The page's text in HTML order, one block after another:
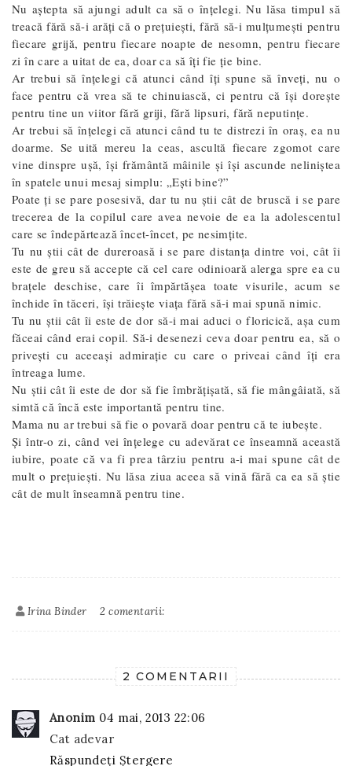
Nu aștepta să ajungi adult ca să o înțelegi. Nu lăsa timpul să
treacă fără să-i arăți că o prețuiești, fără să-i mulțumești pentru
fiecare grijă, pentru fiecare noapte de nesomn, pentru fiecare
zi în care a uitat de ea, doar ca să îți fie ție bine.
Ar trebui să înțelegi că atunci când îți spune să înveți, nu o
face pentru că vrea să te chinuiască, ci pentru că își dorește
pentru tine un viitor fără griji, fără lipsuri, fără neputințe.
Ar trebui să înțelegi că atunci când tu te distrezi în oraș, ea nu
doarme. Se uită mereu la ceas, ascultă fiecare zgomot care
vine dinspre ușă, își frământă mâinile și își ascunde neliniștea
în spatele unui mesaj simplu: „Ești bine?”
Poate ți se pare posesivă, dar tu nu știi cât de bruscă i se pare
trecerea de la copilul care avea nevoie de ea la adolescentul
care se îndepărtează încet-încet, pe nesimțite.
Tu nu știi cât de dureroasă i se pare distanța dintre voi, cât îi
este de greu să accepte că cel care odinioară alerga spre ea cu
brațele deschise, care îi împărtășea toate visurile, acum se
închide în tăceri, își trăiește viața fără să-i mai spună nimic.
Tu nu știi cât îi este de dor să-i mai aduci o floricică, așa cum
făceai când erai copil. Să-i desenezi ceva doar pentru ea, să o
privești cu aceeași admirație cu care o priveai când îți era
întreaga lume.
Nu știi cât îi este de dor să fie îmbrățișată, să fie mângâiată, să
simtă că încă este importantă pentru tine.
Mama nu ar trebui să fie o povară doar pentru că te iubește.
Și într-o zi, când vei înțelege cu adevărat ce înseamnă această
iubire, poate că va fi prea târziu pentru a-i mai spune cât de
mult o prețuiești. Nu lăsa ziua aceea să vină fără ca ea să știe
cât de mult înseamnă pentru tine.
Irina Binder 2 comentarii:
2 COMENTARII
Anonim 04 mai, 2013 22:06
Cat adevar
Răspundeți Ștergere